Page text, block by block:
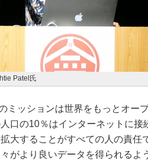
Patel氏
ッションは世界をもっとオー
口の10％はインターネットに接
大することがすべての人の責任
がより良いデータを得られるよ